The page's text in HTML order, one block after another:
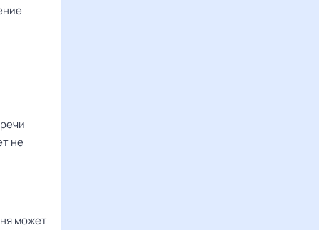
не
может